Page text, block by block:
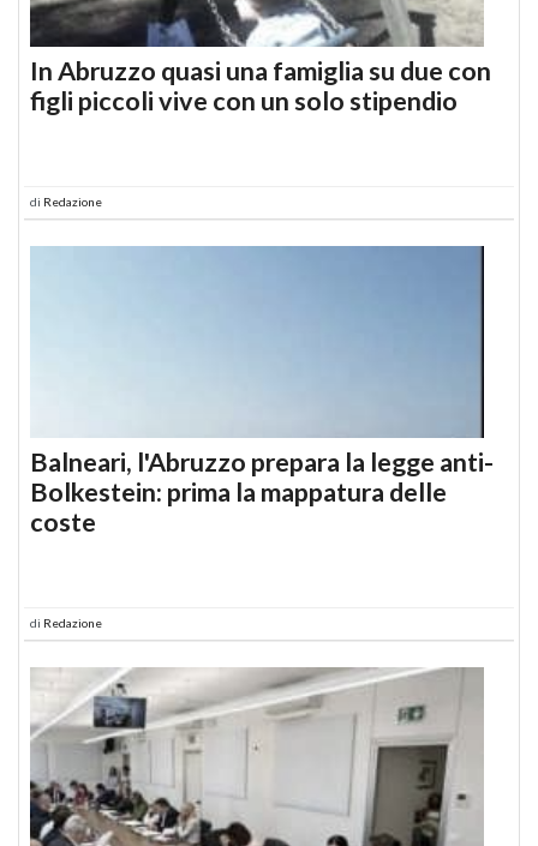
In Abruzzo quasi una famiglia su due con
figli piccoli vive con un solo stipendio
di Redazione
Balneari, l'Abruzzo prepara la legge anti-
Bolkestein: prima la mappatura delle
coste
di Redazione